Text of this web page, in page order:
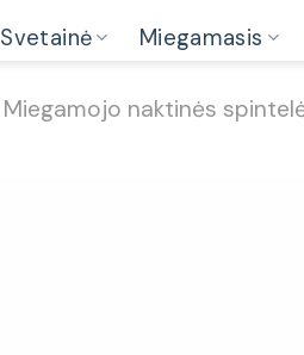
Svetainė Miegamasis
Miegamojo naktinės